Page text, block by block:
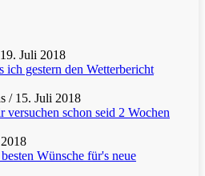
19. Juli 2018
gestern den Wetterbericht
/ 15. Juli 2018
schon seid 2 Wochen
Wünsche für's neue